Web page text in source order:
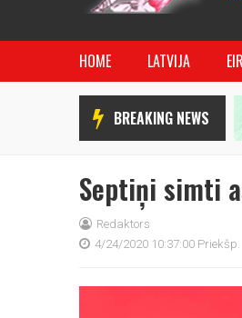
HOME LATVIJA
BREAKING NEWS
Septiņi simti
Redaktors
4/24/2020 10:37:00 Priekšp.